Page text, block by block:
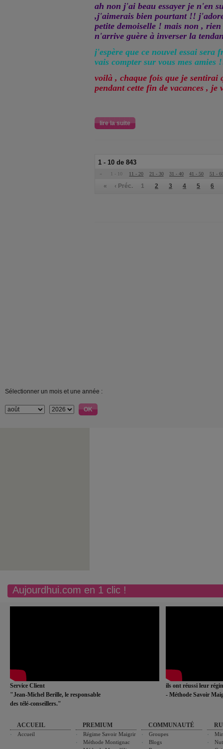
ah non j'ai beau essayer je n'en
,j'aimerais bien pourtant !!
petite demoiselle ! mais non ,
n'arrive guère à inverser la
j'espère que ce nouvel essai sera
vais compter sur vous mes amies
voilà , chaque fois que je sentirai
pendant cette fin de vacances ,
lire la suite
1 - 10 de 843
« 1 - 10 11 - 20 21 - 30 31 - 40 41 - 50 51 -
« ‹ Préc. 1 2 3 4 5 6
Sélectionner un mois et une année :
Aujourdhui.com en 1 clic !
Service Client
"Jean-Michel Berille, le responsable
des télé-conseillers."
ils ont réussi leur
- Méthode Savoir
ACCUEIL
Accueil
PREMIUM
Régime Savoir Maigrir
Méthode Montignac
COMMUNAUTÉ
Groupes
Blogs